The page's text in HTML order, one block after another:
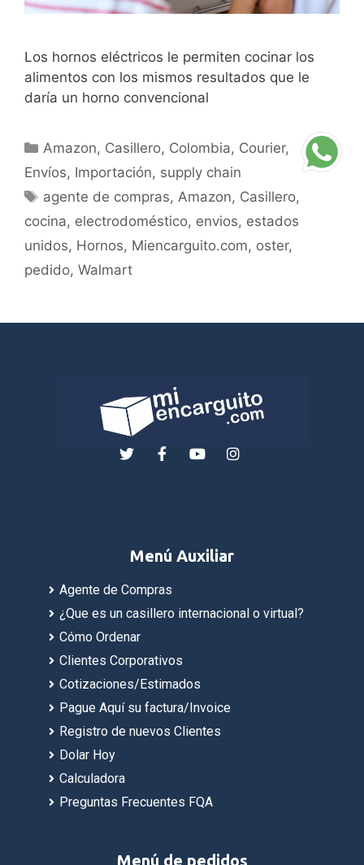
Los hornos eléctricos le permiten cocinar los
alimentos con los mismos resultados que le
daría un horno convencional
Amazon, Casillero, Colombia, Courier,
Envíos, Importación, supply chain
agente de compras, Amazon, Casillero,
cocina, electrodoméstico, envios, estados
unidos, Hornos, Miencarguito.com, oster,
pedido, Walmart
Menú Auxiliar
Agente de Compras
¿Que es un casillero internacional o virtual?
Cómo Ordenar
Clientes Corporativos
Cotizaciones/Estimados
Pague Aquí su factura/Invoice
Registro de nuevos Clientes
Dolar Hoy
Calculadora
Preguntas Frecuentes FQA
Menú de pedidos